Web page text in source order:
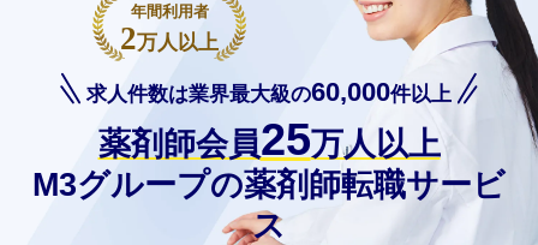
求人件数は業界最大級の60,000件以上
薬剤師会員25万人以上
M3グループの薬剤師転職サービ
ス
年間利用者
2万人以上